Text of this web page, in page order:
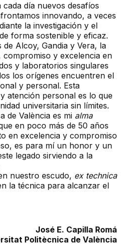
día nuevos desafíos
innovando, a veces
la investigación y el
forma sostenible y eficaz.
Alcoy, Gandia y Vera, la
y excelencia en
y laboratorios singulares
los orígenes encuentren el
y personal. Esta
atención personal es lo que
universitaria sin límites.
de València es mi alma
en poco más de 50 años
en excelencia y compromiso
es para mí un honor y un
legado sirviendo a la
nuestro escudo, ex technica
la técnica para alcanzar el
José E. Capilla Romá
Politècnica de València